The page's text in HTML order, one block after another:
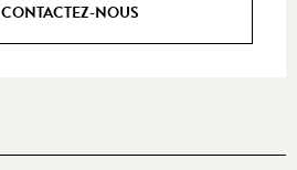
CONTACTEZ-NOUS